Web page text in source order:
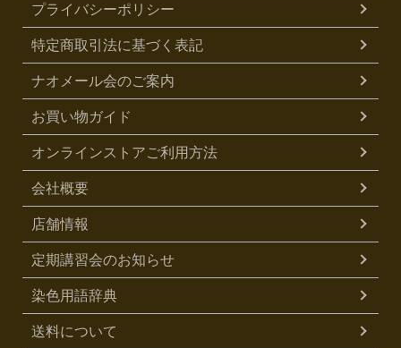
プライバシーポリシー
特定商取引法に基づく表記
ナオメール会のご案内
お買い物ガイド
オンラインストアご利用方法
会社概要
店舗情報
定期講習会のお知らせ
染色用語辞典
送料について